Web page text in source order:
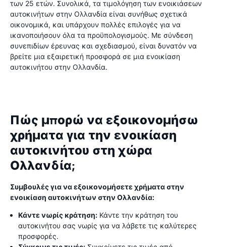
των 25 ετών. Συνολικά, τα τιμολόγηση των ενοικιάσεων
αυτοκινήτων στην Ολλανδία είναι συνήθως σχετικά
οικονομικά, και υπάρχουν πολλές επιλογές για να
ικανοποιήσουν όλα τα προϋπολογισμούς. Με σύνδεση
συνεπιδίων έρευνας και σχεδιασμού, είναι δυνατόν να
βρείτε μια εξαιρετική προσφορά σε μια ενοικίαση
αυτοκινήτου στην Ολλανδία.
Πώς μπορώ να εξοικονομήσω
χρήματα για την ενοικίαση
αυτοκινήτου στη χώρα
Ολλανδία;
Συμβουλές για να εξοικονομήσετε χρήματα στην
ενοικίαση αυτοκινήτων στην Ολλανδία:
Κάντε νωρίς κράτηση: Κάντε την κράτηση του
αυτοκινήτου σας νωρίς για να λάβετε τις καλύτερες
προσφορές.